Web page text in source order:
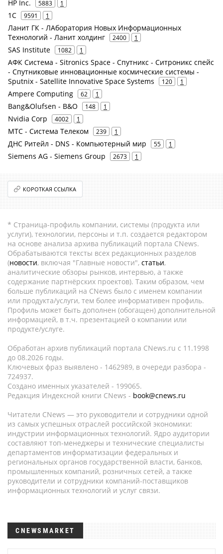
HP Inc. 5883 1
1С 9591 1
Ланит ГК - ЛАборатория Новых Информационных
Технологий - Ланит холдинг
2400 1
SAS Institute 1082 1
АФК Система - Sitronics Space - Спутникс - Ситроникс спейс
- Спутниковые инновационные космические системы -
Sputnix - Satellite Innovative Space Systems
120 1
Ampere Computing 62 1
Bang&Olufsen - B&O 148 1
Nvidia Corp 4002 1
МТС - Система Телеком 239 1
ДНС Ритейл - DNS - Компьютерный мир 55 1
Siemens AG - Siemens Group 2673 1
КОРОТКАЯ ССЫЛКА
* Страница-профиль компании, системы (продукта или
услуги), технологии, персоны и т.п. создается редактором
на основе анализа архива публикаций портала CNews.
Обрабатываются тексты всех редакционных разделов
(новости, включая "Главные новости", статьи,
аналитические обзоры рынков, интервью, а также
содержание партнёрских проектов). Таким образом, чем
больше публикаций на CNews было с именем компании
или продукта/услуги, тем более информативен профиль.
Профиль может быть дополнен (обогащен) дополнительной
информацией, в т.ч. презентацией о компании или
продукте/услуге.
Обработан архив публикаций портала CNews.ru c 11.1998
до 08.2026 годы.
Ключевых фраз выявлено - 1462989, в очереди разбора -
724937.
Создано именных указателей - 199065.
Редакция Индексной книги CNews - book@cnews.ru
Читатели CNews — это руководители и сотрудники одной
из самых успешных отраслей российской экономики:
индустрии информационных технологий. Ядро аудитории
составляют топ-менеджеры и технические специалисты
департаментов информатизации федеральных и
региональных органов государственной власти, банков,
промышленных компаний, розничных сетей, а также
руководители и сотрудники компаний-поставщиков
информационных технологий и услуг связи.
CNEWSMARKET